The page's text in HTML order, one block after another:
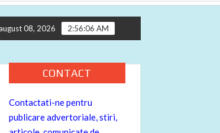
Informatii utile pentru motocicleta ta – despre
08, 2026 2:56:07 AM
CONTACT
Contactati-ne pentru
publicare advertoriale, stiri,